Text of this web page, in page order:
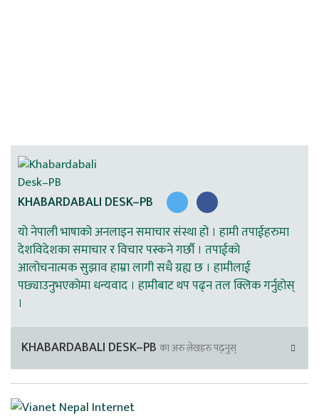
KHABARDABALI DESK–PB
यो नेपाली भाषाको अनलाइन समाचार संस्था हो । हामी तपाईहरुमा
देशविदेशका समाचार र विचार पस्कने गर्छौ । तपाईको
आलोचनात्मक सुझाव हाम्रा लागी सधै ग्रह्य छ । हामीलाई
पछ्याउनुभएकोमा धन्यवाद । हामीबाट थप पढ्न तल क्लिक गर्नुहोस्
।
KHABARDABALI DESK–PB का अरु लेखहरु पढ्नुस्